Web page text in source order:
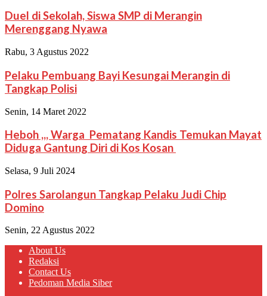
Duel di Sekolah, Siswa SMP di Merangin
Merenggang Nyawa
Rabu, 3 Agustus 2022
Pelaku Pembuang Bayi Kesungai Merangin di
Tangkap Polisi
Senin, 14 Maret 2022
Heboh ,,, Warga Pematang Kandis Temukan Mayat
Diduga Gantung Diri di Kos Kosan
Selasa, 9 Juli 2024
Polres Sarolangun Tangkap Pelaku Judi Chip
Domino
Senin, 22 Agustus 2022
About Us
Redaksi
Contact Us
Pedoman Media Siber